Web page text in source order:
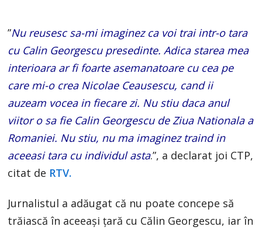
”Nu reusesc sa-mi imaginez ca voi trai intr-o tara
cu Calin Georgescu presedinte. Adica starea mea
interioara ar fi foarte asemanatoare cu cea pe
care mi-o crea Nicolae Ceausescu, cand ii
auzeam vocea in fiecare zi. Nu stiu daca anul
viitor o sa fie Calin Georgescu de Ziua Nationala a
Romaniei. Nu stiu, nu ma imaginez traind in
aceeasi tara cu individul asta.”, a declarat joi CTP,
citat de RTV.
Jurnalistul a adăugat că nu poate concepe să
trăiască în aceeași țară cu Călin Georgescu, iar în